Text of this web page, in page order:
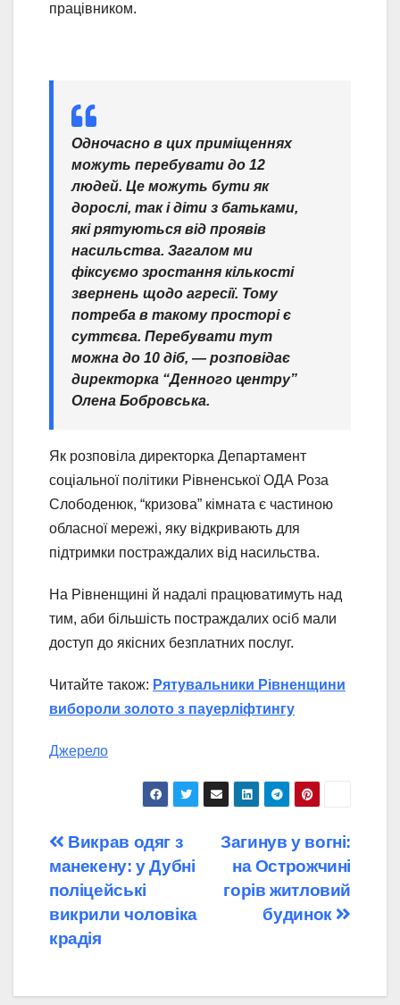
працівником.
Одночасно в цих приміщеннях
можуть перебувати до 12
людей. Це можуть бути як
дорослі, так і діти з батьками,
які рятуються від проявів
насильства. Загалом ми
фіксуємо зростання кількості
звернень щодо агресії. Тому
потреба в такому просторі є
суттєва. Перебувати тут
можна до 10 діб, — розповідає
директорка “Денного центру”
Олена Бобровська.
Як розповіла директорка Департамент
соціальної політики Рівненської ОДА Роза
Слободенюк, “кризова” кімната є частиною
обласної мережі, яку відкривають для
підтримки постраждалих від насильства.
На Рівненщині й надалі працюватимуть над
тим, аби більшість постраждалих осіб мали
доступ до якісних безплатних послуг.
Читайте також: Рятувальники Рівненщини
вибороли золото з пауерліфтингу
Джерело
Навігація
записів
Загинув у вогні:
на Острожчині
горів житловий
будинок
Викрав одяг з
манекену: у Дубні
поліцейські
викрили чоловіка
крадія